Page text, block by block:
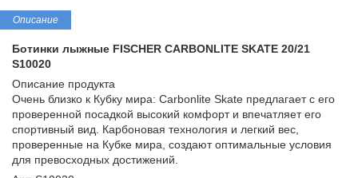
Описание
Ботинки лыжные FISCHER CARBONLITE SKATE 20/21
S10020
Описание продукта
Очень близко к Кубку мира: Carbonlite Skate предлагает с его
проверенной посадкой высокий комфорт и впечатляет его
спортивный вид. Карбоновая технология и легкий вес,
проверенные на Кубке мира, создают оптимальные условия
для превосходных достижений.